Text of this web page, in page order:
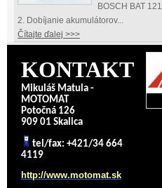
BOSCH BAT 121
2. Dobíjanie akumulátorov...
Čítajte ďalej >>>
KONTAKT
Mikuláš Matula -
MOTOMAT
Potočná 126
909 01 Skalica
tel/fax: +421/34 664
4119
http://www.motomat.sk